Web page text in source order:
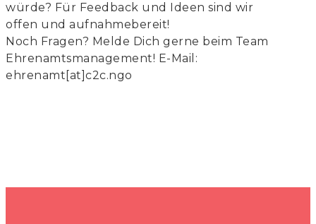
würde? Für Feedback und Ideen sind wir
offen und aufnahmebereit!
Noch Fragen? Melde Dich gerne beim Team
Ehrenamtsmanagement! E-Mail:
ehrenamt[at]c2c.ngo